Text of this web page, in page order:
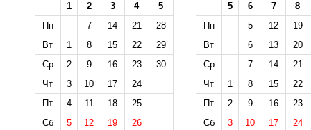
1 2 3 4
5
Пн
7 14 21
28
Вт
1 8 15 22
29
Ср
2 9 16 23
30
Чт
3 10 17
24
Пт
4 11 18
25
Сб
5 12 19
26
5 6 7
8
Пн
5 12
19
Вт
6 13
20
Ср
7 14
21
Чт
1 8 15
22
Пт
2 9 16
23
Сб
3 10 17
24